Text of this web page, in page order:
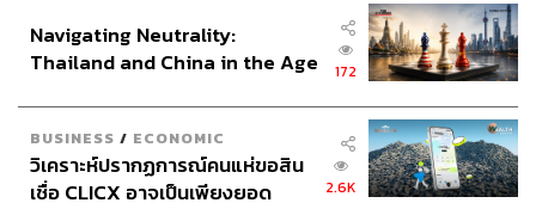
Navigating Neutrality:
Thailand and China in the Age
172
BUSINESS / ECONOMIC
วิเคราะห์ปรากฏการณ์คนแห่ขอสิน
เชื่อ CLICX อาจเป็นเพียงยอด
2.6K